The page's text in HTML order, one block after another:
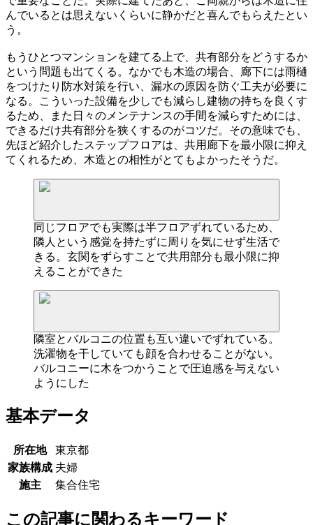
んでいるとは思えないくらいに静かだと喜んでもらえたとい
う。
もうひとつマンションを建てる上で、共有部分をどうするか
という問題も出てくる。なかでも木造の場合、廊下には雨樋
をつけたり防水対策を行い、漏水の原因を防ぐ工夫が必要に
なる。こういった設備を少しでも減らし建物の持ちを良くす
るため、また日々のメンテナンスの手間を減らすためには、
できるだけ共有部分を狭くするのがコツだ。その意味でも、
先ほど紹介したステップフロアは、共用廊下を最小限に抑え
てくれるため、木造との相性がとてもよかったそうだ。
同じフロアでも実際は半フロアずれているため、
隣人という感覚を持たずに周りを気にせず生活で
きる。玄関をずらすことで共用部分も最小限に抑
えることができた
隣室とバルコニの位置も互い違いでずれている。
洗濯物を干していても顔を合わせることがない。
バルコニーに木をつかうことで圧迫感を与えない
ようにした
基本データ
所在地
東京都
家族構成 夫婦
施主
集合住宅
この記事に関わるキーワード